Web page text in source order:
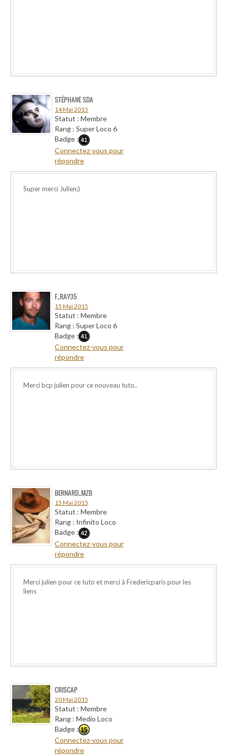
STÉPHANE SDA
14 Mai 2015
Statut : Membre
Rang : Super Loco 6
Badge :
Connectez-vous pour
répondre
Super merci Julien;)
F_RAY35
15 Mai 2015
Statut : Membre
Rang : Super Loco 6
Badge :
Connectez-vous pour
répondre
Merci bcp julien pour ce nouveau tuto..
BERNARD_MZB
15 Mai 2015
Statut : Membre
Rang : Infinito Loco
Badge :
Connectez-vous pour
répondre
Merci julien pour ce tuto et merci à Fredericparis pour les
liens
CRISCAP
20 Mai 2015
Statut : Membre
Rang : Medio Loco
Badge :
Connectez-vous pour
répondre